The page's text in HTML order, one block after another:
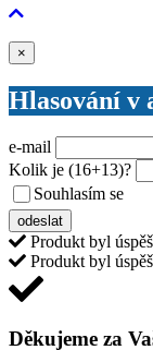
×
Hlasování v
e-mail
Kolik je (16+13)?
Souhlasím se
odeslat
Produkt byl
Produkt byl
Děkujeme za